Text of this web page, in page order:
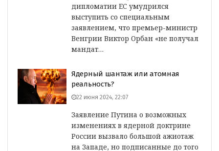
дипломатии ЕС умудрился
выступить со специальным
заявлением, что премьер-министр
Венгрии Виктор Орбан «не получал
мандат…
Ядерный шантаж или атомная
реальность?
22 июня 2024, 22:07
Заявление Путина о возможных
изменениях в ядерной доктрине
России вызвало большой ажиотаж
на Западе, но подписанные до того